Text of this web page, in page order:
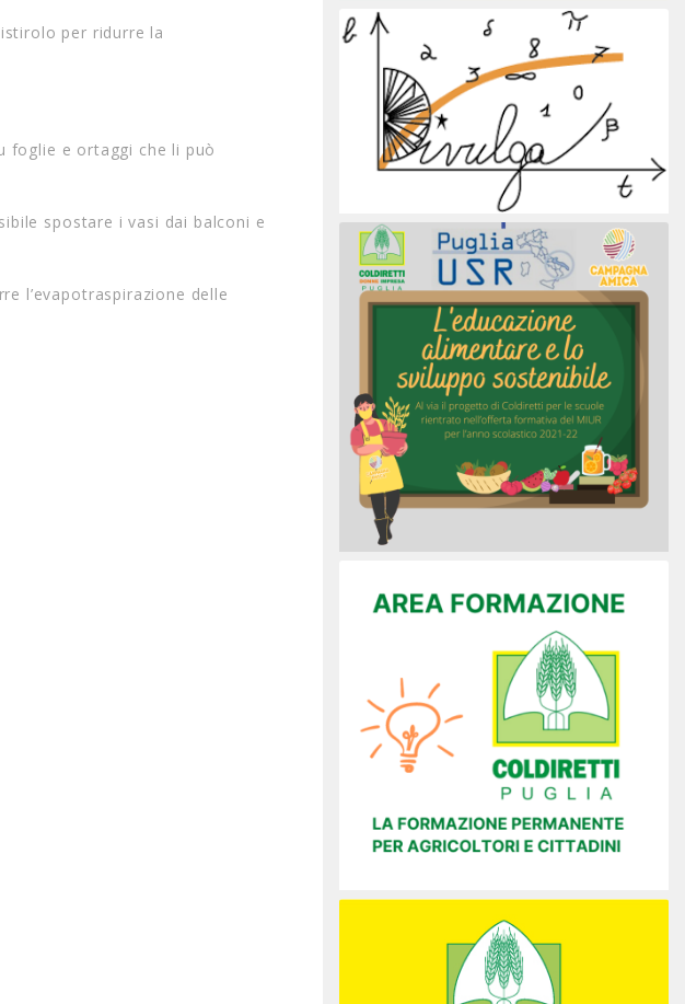
per ridurre la
foglie e ortaggi che li può
spostare i vasi dai balconi e
l’evapotraspirazione delle